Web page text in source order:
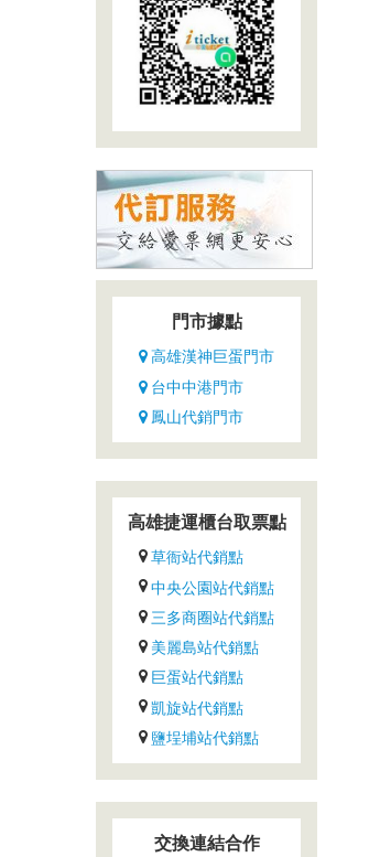
門市據點
高雄漢神巨蛋門市
台中中港門市
鳳山代銷門市
高雄捷運櫃台取票點
草衙站代銷點
中央公園站代銷點
三多商圈站代銷點
美麗島站代銷點
巨蛋站代銷點
凱旋站代銷點
鹽埕埔站代銷點
交換連結合作